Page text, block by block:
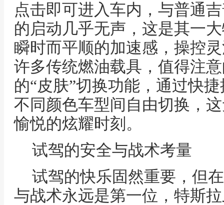
点击即可进入车内，与普通
的启动几乎无声，这是其一
瞬时而平顺的加速感，操控
许多传统燃油载具，值得注
的“皮肤”切换功能，通过快
不同颜色车型间自由切换，
愉悦的炫耀时刻。
试驾的安全与战术考量
试驾的快乐固然重要，但
与战术永远是第一位，特斯